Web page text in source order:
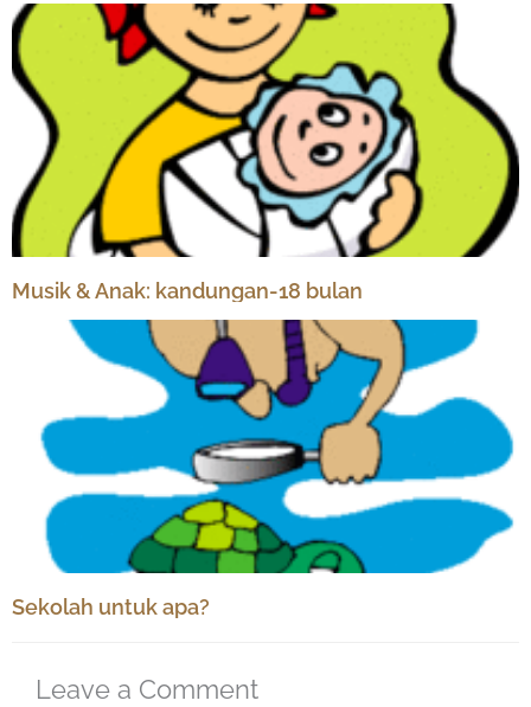
Musik & Anak: kandungan-18 bulan
Sekolah untuk apa?
Leave a Comment